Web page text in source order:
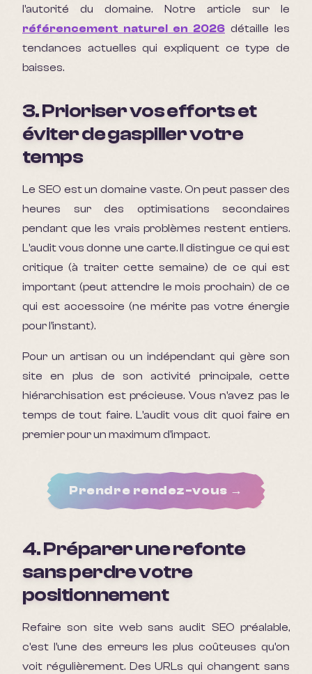
l'autorité du domaine. Notre article sur le
référencement naturel en 2026 détaille les
tendances actuelles qui expliquent ce type de
baisses.
3. Prioriser vos efforts et
éviter de gaspiller votre
temps
Le SEO est un domaine vaste. On peut passer des
heures sur des optimisations secondaires
pendant que les vrais problèmes restent entiers.
L'audit vous donne une carte. Il distingue ce qui est
critique (à traiter cette semaine) de ce qui est
important (peut attendre le mois prochain) de ce
qui est accessoire (ne mérite pas votre énergie
pour l'instant).
Pour un artisan ou un indépendant qui gère son
site en plus de son activité principale, cette
hiérarchisation est précieuse. Vous n'avez pas le
temps de tout faire. L'audit vous dit quoi faire en
premier pour un maximum d'impact.
Prendre rendez-vous →
4. Préparer une refonte
sans perdre votre
positionnement
Refaire son site web sans audit SEO préalable,
c'est l'une des erreurs les plus coûteuses qu'on
voit régulièrement. Des URLs qui changent sans